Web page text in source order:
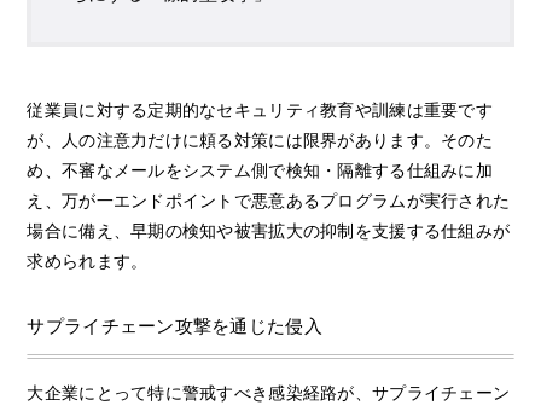
従業員に対する定期的なセキュリティ教育や訓練は重要です
が、人の注意力だけに頼る対策には限界があります。そのた
め、不審なメールをシステム側で検知・隔離する仕組みに加
え、万が一エンドポイントで悪意あるプログラムが実行された
場合に備え、早期の検知や被害拡大の抑制を支援する仕組みが
求められます。
サプライチェーン攻撃を通じた侵入
大企業にとって特に警戒すべき感染経路が、サプライチェーン